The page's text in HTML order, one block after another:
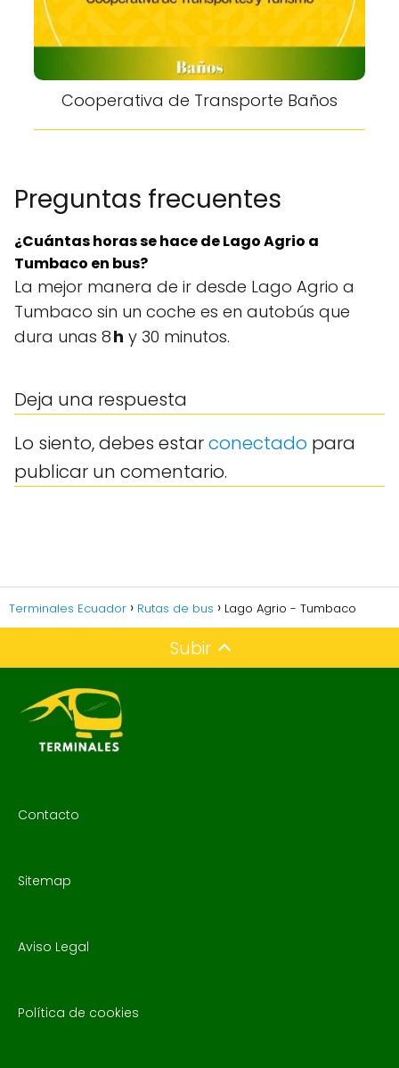
Cooperativa de Transporte Baños
Preguntas frecuentes
¿Cuántas horas se hace de Lago Agrio a
Tumbaco en bus?
La mejor manera de ir desde Lago Agrio a
Tumbaco sin un coche es en autobús que
dura unas 8h y 30 minutos.
Deja una respuesta
Lo siento, debes estarconectado para
publicar un comentario.
Terminales Ecuador Rutas de bus Lago Agrio - Tumbaco
Subir
Contacto
Sitemap
Aviso Legal
Política de cookies